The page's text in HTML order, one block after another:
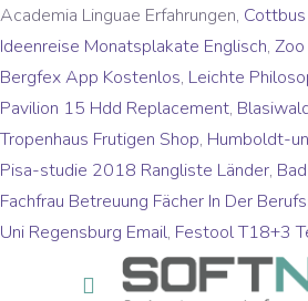
Academia Linguae Erfahrungen,
Ideenreise Monatsplakate Englisch, Zoo
Bergfex App Kostenlos, Leichte
Pavilion 15 Hdd Replacement,
Tropenhaus Frutigen Shop, Humboldt-
Pisa-studie 2018 Rangliste Länder,
Fachfrau Betreuung Fächer In Der
Uni Regensburg Email, Festool T18+3